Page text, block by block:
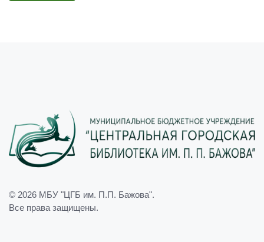
© 2026 МБУ "ЦГБ им. П.П. Бажова".
Все права защищены.